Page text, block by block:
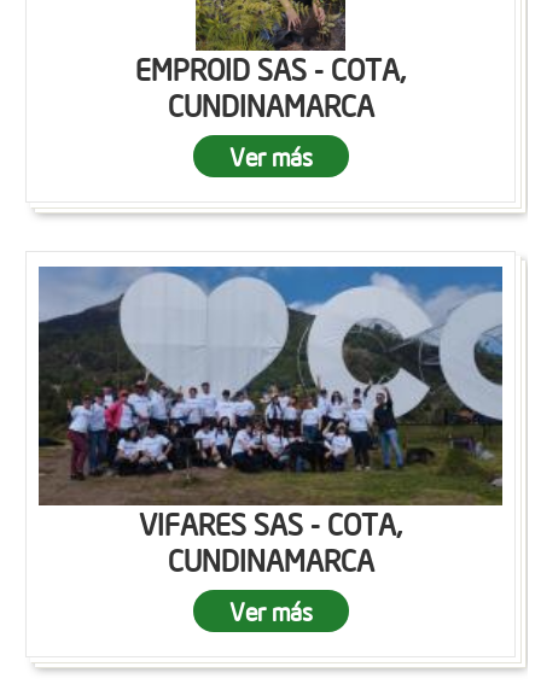
EMPROID SAS - COTA,
CUNDINAMARCA
Ver más
VIFARES SAS - COTA,
CUNDINAMARCA
Ver más